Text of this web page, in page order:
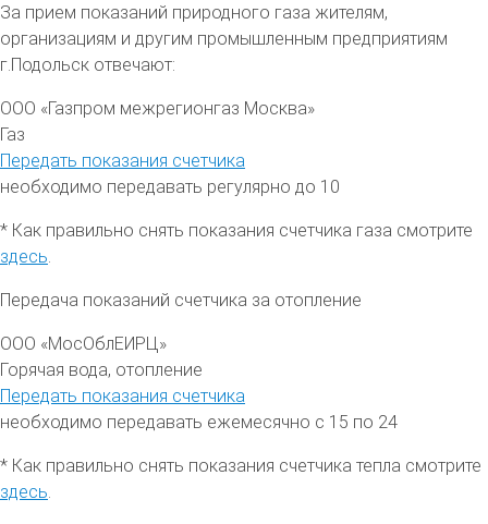
За прием показаний природного газа жителям,
организациям и другим промышленным предприятиям
г. Подольск отвечают:
ООО «Газпром межрегионгаз Москва»
Газ
Передать показания счетчика
необходимо передавать регулярно до 10
* Как правильно снять показания счетчика газа смотрите
здесь
Передача показаний счетчика за отопление
ООО «МосОблЕИРЦ»
Горячая вода, отопление
Передать показания счетчика
необходимо передавать ежемесячно с 15 по 24
* Как правильно снять показания счетчика тепла смотрите
здесь